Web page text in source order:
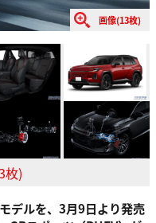
画像(13枚)
枚)
デルを、3月9日より発売